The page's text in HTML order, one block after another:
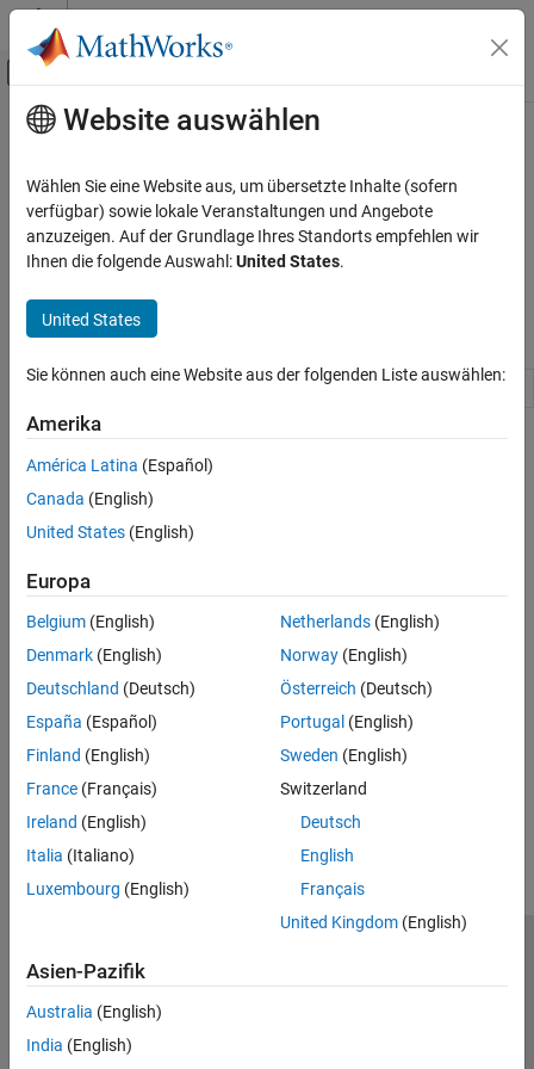
Weiter zum Inhalt
Umschaltung für Off-Canvas-
Startseite der Dokumentation
SimEvents
Simulation, Debugging, and Visualization
Debug Simulation
Hauptinhalt
Debug Simulation
SimEvents®debugger, simulation stepping
Use SimEvents debugger to inspect entities in storage blocks and
the attribute values. Set breakpoints on blocks and events for
Blocks
Debug
Topics
Event Calendar
calendar, of upcoming events that are scheduled for the current
Debug SimEvents Models
Visualization and Animation for Debugging
Visualize and animate simulations in SimEvents models using
How useful was this information?
Website auswählen
Wählen Sie eine Website aus, um übersetzte Inhalte (sofern
verfügbar) sowie lokale Veranstaltungen und Angebote
anzuzeigen. Auf der Grundlage Ihres Standorts empfehlen wir
Ihnen die folgende Auswahl:United States.
United States
Sie können auch eine Website aus der folgenden Liste auswählen:
Amerika
América Latina (Español)
Canada (English)
United States (English)
Europa
Belgium (English)
Denmark (English)
Deutschland (Deutsch)
España (Español)
Finland (English)
France (Français)
Ireland (English)
Italia (Italiano)
Luxembourg (English)
Netherlands(English)
Norway(English)
Österreich (Deutsch)
Portugal (English)
Sweden (English)
Switzerland
Deutsch
English
Français
United Kingdom(English)
Asien-Pazifik
Australia (English)
India (English)
Datendiebstahl verhindern
Status von Anwendungen
Kontakt
© 1994-2026 The MathWorks, Inc.